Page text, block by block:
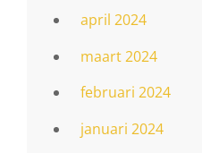
april 2024
maart 2024
februari 2024
januari 2024